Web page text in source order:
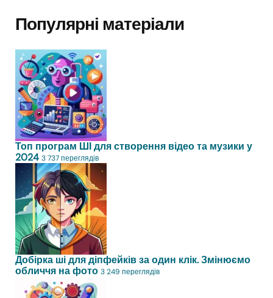
Популярні матеріали
Топ програм ШІ для створення відео та музики у
2024 3 737 переглядів
Добірка ші для діпфейків за один клік. Змінюємо
обличчя на фото 3 249 переглядів